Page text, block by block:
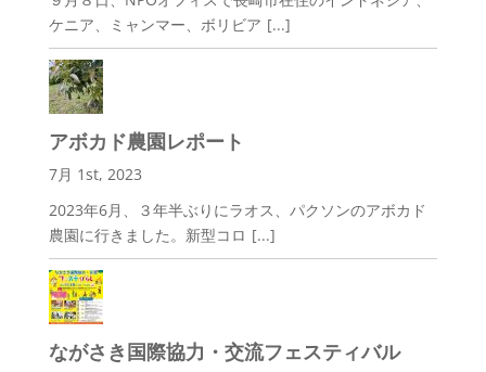
ケニア、ミャンマー、ボリビア [...]
アボカド農園レポート
7月 1st, 2023
2023年6月、３年半ぶりにラオス、パクソンのアボカド
農園に行きました。新型コロ [...]
ながさき国際協力・交流フェスティバル